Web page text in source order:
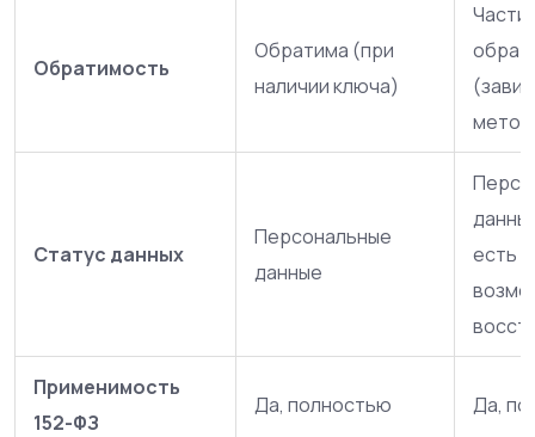
Обратимость
Обратима (при
наличии ключа)
Статус данных
Персональные
данные
есть
Применимость
152-ФЗ
Да, полностью Да,